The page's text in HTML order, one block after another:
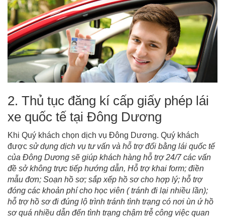
2. Thủ tục đăng kí cấp giấy phép lái
xe quốc tế tại Đông Dương
Khi Quý khách chọn dịch vụ Đông Dương. Quý khách
được sử dụng dịch vụ tư vấn và hỗ trợ đổi bằng lái quốc tế
của Đông Dương sẽ giúp khách hàng hỗ trợ 24/7 các vấn
đề sở không trực tiếp hướng dẫn, Hỗ trợ khai form; điền
mẫu đơn; Soạn hồ sơ; sắp xếp hồ sơ cho hợp lý; hỗ trợ
đóng các khoản phí cho học viên ( tránh đi lại nhiều lần);
hỗ trợ hồ sơ đi đúng lộ trình tránh tình trạng có nơi ùn ứ hồ
sơ quá nhiều dẫn đến tình trạng chậm trễ công việc quan